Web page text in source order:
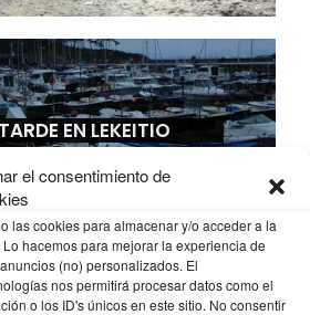
el consentimiento de
las cookies para almacenar y/o acceder a la
hacemos para mejorar la experiencia de
(no) personalizados. El
nos permitirá procesar datos como el
o los ID's únicos en este sitio. No consentir
EN LEKEITIO